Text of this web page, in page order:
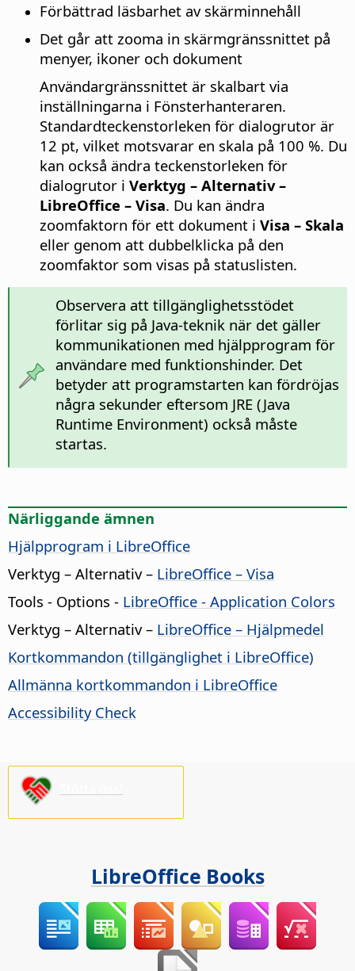
Förbättrad läsbarhet av skärminnehåll
Det går att zooma in skärmgränssnittet på
menyer, ikoner och dokument
Användargränssnittet är skalbart via
inställningarna i Fönsterhanteraren.
Standardteckenstorleken för dialogrutor är
12 pt, vilket motsvarar en skala på 100 %. Du
kan också ändra teckenstorleken för
dialogrutor i Verktyg – Alternativ–
LibreOffice – Visa. Du kan ändra
zoomfaktorn för ett dokument i Visa – Skala
eller genom att dubbelklicka på den
zoomfaktor som visas på statuslisten.
Observera att tillgänglighetsstödet
förlitar sig på Java-teknik när det gäller
kommunikationen med hjälpprogram för
användare med funktionshinder. Det
betyder att programstarten kan fördröjas
några sekunder eftersom JRE (Java
Runtime Environment) också måste
startas.
Närliggande ämnen
Hjälpprogram i LibreOffice
Verktyg – Alternativ– LibreOffice – Visa
Tools - Options - LibreOffice - Application Colors
Verktyg – Alternativ– LibreOffice – Hjälpmedel
Kortkommandon (tillgänglighet i LibreOffice)
Allmänna kortkommandon i LibreOffice
Accessibility Check
LibreOffice Books